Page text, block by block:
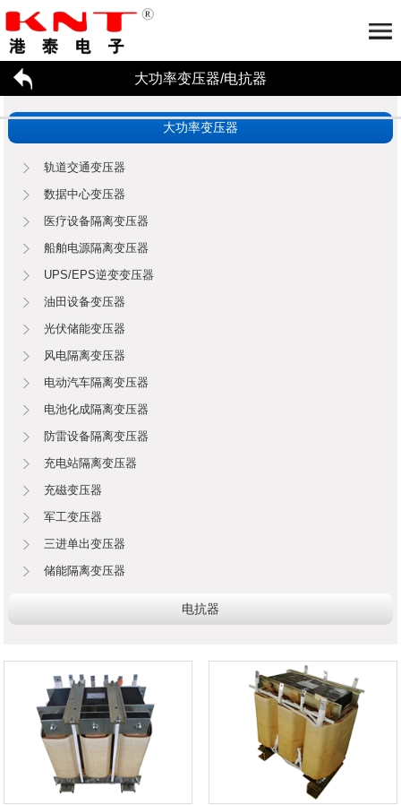
首页
大功率变压器/电抗器
大功率变压器
企业动态
大功率变压器/电抗器
大功率变压器
轨道交通变压器
数据中心变压器
医疗设备隔离变压器
船舶电源隔离变压器
UPS/EPS逆变变压器
油田设备变压器
光伏储能变压器
风电隔离变压器
电动汽车隔离变压器
电池化成隔离变压器
防雷设备隔离变压器
充电站隔离变压器
充磁变压器
军工变压器
三进单出变压器
储能隔离变压器
电抗器